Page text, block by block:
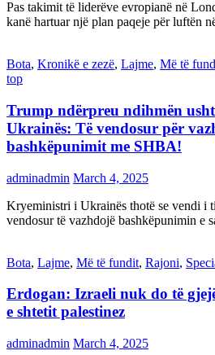
Pas takimit të liderëve evropianë në
kanë hartuar një plan paqeje për luftën
Bota, Kronikë e zezë, Lajme, Më të
top
Trump ndërpreu ndihmën
Ukrainës: Të vendosur për
bashkëpunimit me SHBA!
adminadmin March 4, 2025
Kryeministri i Ukrainës thotë se vendi i
vendosur të vazhdojë bashkëpunimin e
Bota, Lajme, Më të fundit, Rajoni,
Erdogan: Izraeli nuk do të
e shtetit palestinez
adminadmin March 4, 2025